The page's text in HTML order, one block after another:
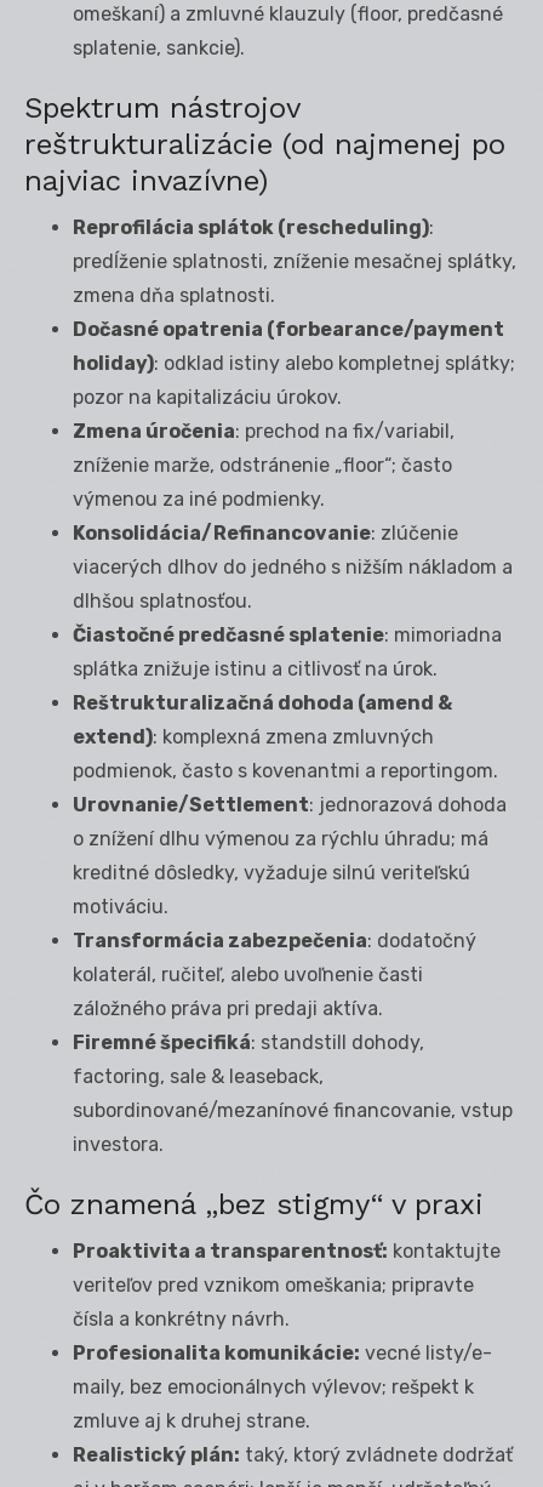
omeškaní) a zmluvné klauzuly (floor, predčasné
splatenie, sankcie).
Spektrum nástrojov
reštrukturalizácie (od najmenej po
najviac invazívne)
Reprofilácia splátok (rescheduling):
predĺženie splatnosti, zníženie mesačnej splátky,
zmena dňa splatnosti.
Dočasné opatrenia (forbearance/payment
holiday): odklad istiny alebo kompletnej splátky;
pozor na kapitalizáciu úrokov.
Zmena úročenia: prechod na fix/variabil,
zníženie marže, odstránenie „floor“; často
výmenou za iné podmienky.
Konsolidácia/Refinancovanie: zlúčenie
viacerých dlhov do jedného s nižším nákladom a
dlhšou splatnosťou.
Čiastočné predčasné splatenie: mimoriadna
splátka znižuje istinu a citlivosť na úrok.
Reštrukturalizačná dohoda (amend &
extend): komplexná zmena zmluvných
podmienok, často s kovenantmi a reportingom.
Urovnanie/Settlement: jednorazová dohoda
o znížení dlhu výmenou za rýchlu úhradu; má
kreditné dôsledky, vyžaduje silnú veriteľskú
motiváciu.
Transformácia zabezpečenia: dodatočný
kolaterál, ručiteľ, alebo uvoľnenie časti
záložného práva pri predaji aktíva.
Firemné špecifiká: standstill dohody,
factoring, sale & leaseback,
subordinované/mezanínové financovanie, vstup
investora.
Čo znamená „bez stigmy“ v praxi
Proaktivita a transparentnosť: kontaktujte
veriteľov pred vznikom omeškania; pripravte
čísla a konkrétny návrh.
Profesionalita komunikácie: vecné listy/e-
maily, bez emocionálnych výlevov; rešpekt k
zmluve aj k druhej strane.
Realistický plán: taký, ktorý zvládnete dodržať